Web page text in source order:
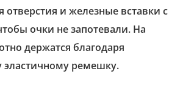
отверстия и железные вставки с
очки не запотевали. На
держатся благодаря
эластичному ремешку.